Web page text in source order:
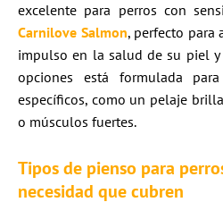
excelente para perros con
Carnilove Salmon, perfecto para
impulso en la salud de su piel y
opciones está formulada
específicos, como un pelaje
o músculos fuertes.
Tipos de pienso para
necesidad que cubren